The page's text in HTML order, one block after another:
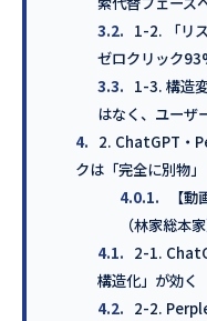
3.2. 1-2. 「リ
ゼロクリック
3.3. 1-3. 構造
はなく、ユーザ
4. 2. ChatGPT・
クは「完全に別物」
4.0.1.
【
（林家総本家
4.1. 2-1.
構造化」が効く
4.2. 2-2.